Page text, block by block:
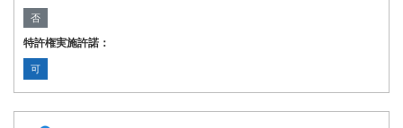
否
特許権実施許諾：
可